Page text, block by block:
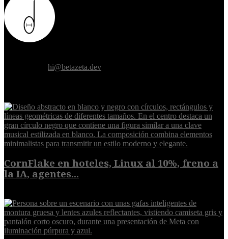
hi@betazeta.dev
CornFlake en hoteles, Linux al 10%, freno a
la IA, agentes...